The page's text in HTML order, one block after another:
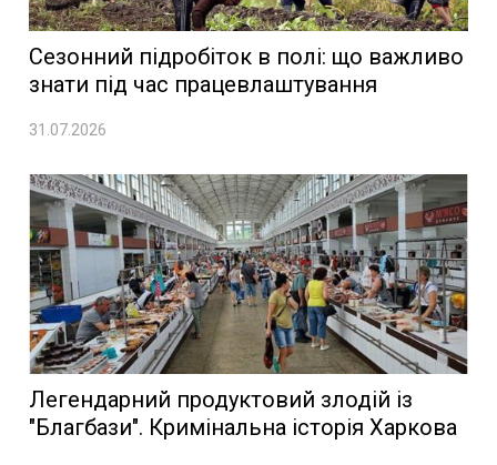
Сезонний підробіток в полі: що важливо
знати під час працевлаштування
31.07.2026
Легендарний продуктовий злодій із
"Благбази". Кримінальна історія Харкова